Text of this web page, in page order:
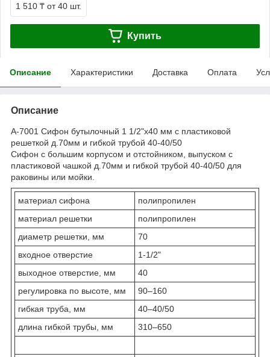
1 510 ₸ от 40 шт.
Купить
Описание Характеристики Доставка Оплата
Описание
А-7001 Сифон бутылочный 1 1/2"х40 мм с пластиковой
решеткой д.70мм и гибкой трубой 40-40/50
Сифон с большим корпусом и отстойником, выпуском с
пластиковой чашкой д.70мм и гибкой трубой 40-40/50 для
раковины или мойки.
материал сифона
полипропилен
материал решетки
полипропилен
диаметр решетки, мм
70
входное отверстие
1-1/2"
выходное отверстие, мм
40
регулировка по высоте, мм
90–160
гибкая труба, мм
40–40/50
длина гибкой трубы, мм
310–650